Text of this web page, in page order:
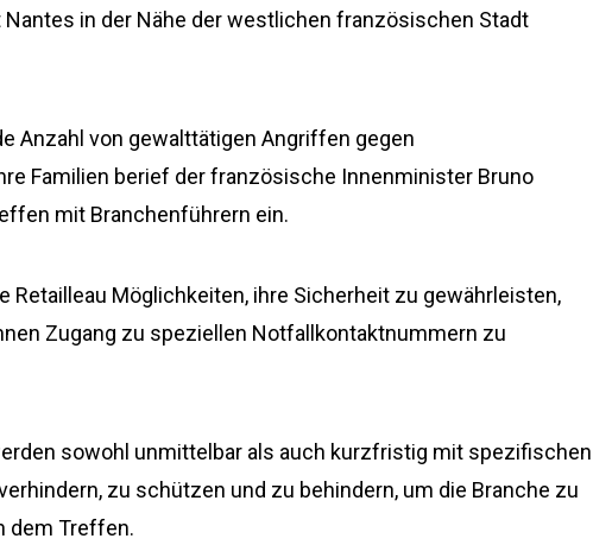
in der Nähe der westlichen französischen Stadt
Anzahl von gewalttätigen Angriffen gegen
Familien berief der französische Innenminister Bruno
mit Branchenführern ein.
Möglichkeiten, ihre Sicherheit zu gewährleisten,
Zugang zu speziellen Notfallkontaktnummern zu
sowohl unmittelbar als auch kurzfristig mit spezifischen
zu schützen und zu behindern, um die Branche zu
dem Treffen.